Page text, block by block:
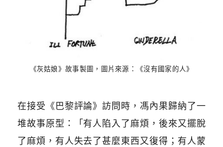
《灰姑娘》故事製圖，圖片來源：《沒有國家的人》
在接受《巴黎評論》訪問時，馮內果歸納了一
堆故事原型：「有人陷入了麻煩，後來又擺脫
了麻煩，有人失去了甚麼東西又復得；有人蒙